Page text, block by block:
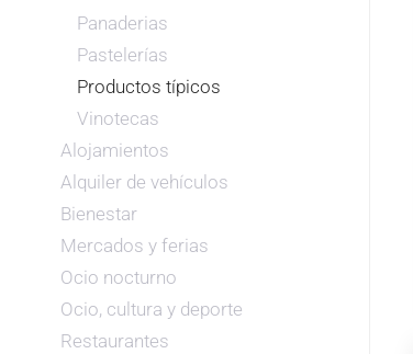
Panaderias
Pastelerías
Productos típicos
Vinotecas
Alojamientos
Alquiler de vehículos
Bienestar
Mercados y ferias
Ocio nocturno
Ocio, cultura y deporte
Restaurantes